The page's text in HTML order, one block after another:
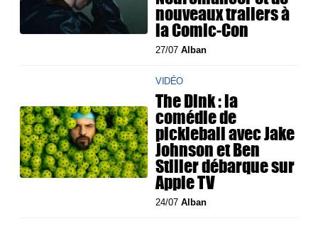
nouveaux trailers à
la Comic-Con
27/07Alban
VIDÉO
The Dink : la
comédie de
pickleball avec Jake
Johnson et Ben
Stiller débarque sur
Apple TV
24/07Alban